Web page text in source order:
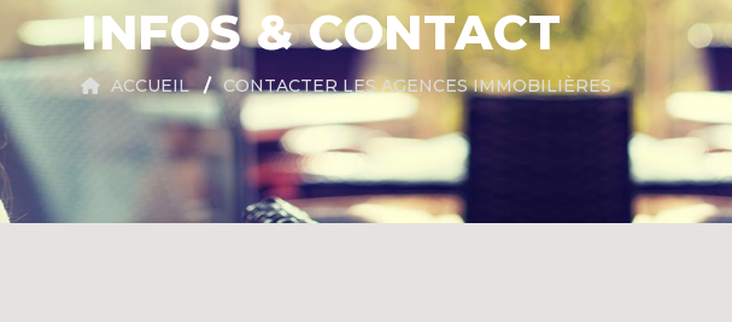
INFOS & CONTACT
ACCUEIL CONTACTER LES AGENCES IMMOBILIÈRES